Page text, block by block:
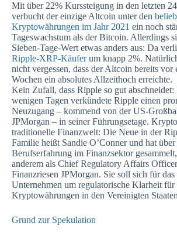
Mit über 22% Kurssteigung in den letzten
verbucht der einzige Altcoin unter den
Kryptowährungen im Jahr 2021 ein noch
Tageswachstum als der Bitcoin. Allerdings
Sieben-Tage-Wert etwas anders aus: Da
Ripple-XRP-Käuferum knapp 2%.
nicht vergessen, dass der Altcoin bereits vor
Wochen ein absolutes Allzeithoch erreichte.
Kein Zufall, dass Ripple so gut abschneidet:
wenigen Tagen verkündete Ripple einen
Neuzugang – kommend von der US-
JPMorgan – in seiner Führungsetage.
traditionelle Finanzwelt: Die Neue in der
Familie heißt Sandie O’Conner und hat über
Berufserfahrung im Finanzsektor
anderem als Chief Regulatory Affairs
Finanzriesen JPMorgan. Sie soll sich für das
Unternehmen um regulatorische Klarheit für
Kryptowährungen in den Vereinigten
Grund zur Spekulation